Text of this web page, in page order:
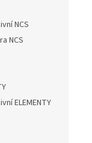
NCS
NCS
ELEMENTY